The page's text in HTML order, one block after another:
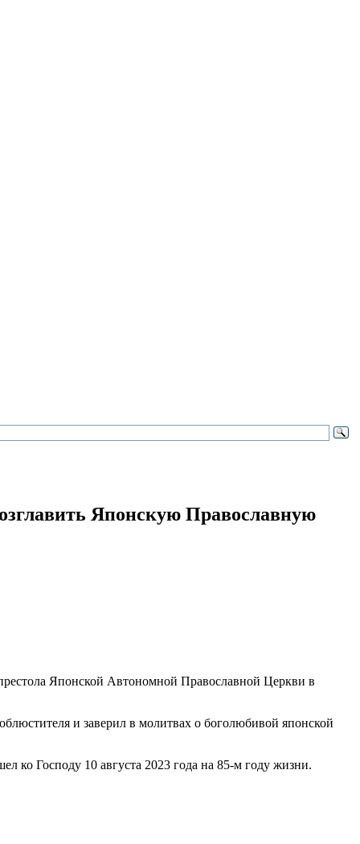
Японскую Православную
Японской Автономной Православной Церкви в
и заверил в молитвах о боголюбивой японской
Господу 10 августа 2023 года на 85-м году жизни.